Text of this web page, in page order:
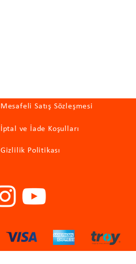
Mesafeli Satış Sözleşmesi
İptal ve İade Koşulları
Gizlilik Politikası